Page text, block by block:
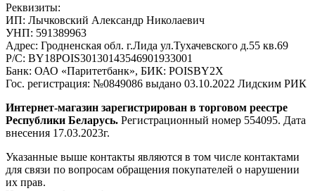
Реквизиты:
ИП: Лычковский Александр Николаевич
УНП: 591389963
Адрес: Гродненская обл. г.Лида ул.Тухачевского д.55 кв.69
Р/С: BY18POIS30130143546901933001
Банк: ОАО «Паритетбанк», БИК: POISBY2X
Гос. регистрация: №0849086 выдано 03.10.2022 Лидским РИК
Интернет-магазин зарегистрирован в торговом реестре
Республики Беларусь. Регистрационный номер 554095. Дата
внесения 17.03.2023г.
Указанные выше контакты являются в том числе контактами
для связи по вопросам обращения покупателей о нарушении
их прав.